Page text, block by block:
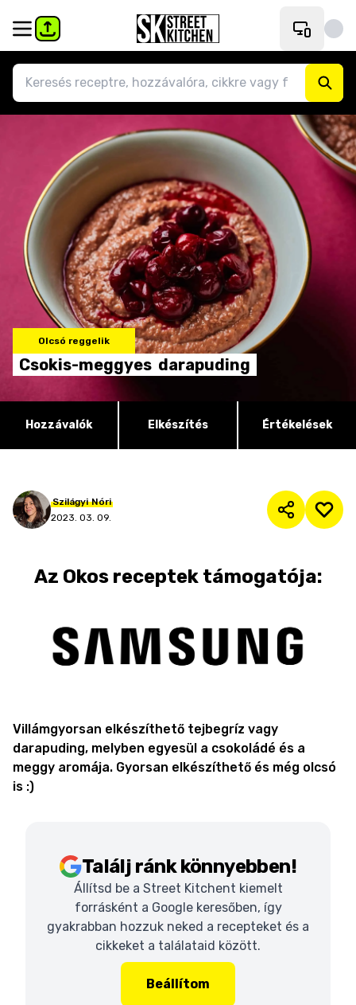
Olcsó reggelik
Csokis-meggyes darapuding
Hozzávalók Elkészítés Értékelések
Szilágyi Nóri
2023. 03. 09.
Az Okos receptektámogatója:
Villámgyorsan elkészíthető tejbegríz vagy
darapuding, melyben egyesül a csokoládé és a
meggy aromája. Gyorsan elkészíthető és még olcsó
is :)
Találj ránk könnyebben!
Állítsd be a Street Kitchent kiemelt
forrásként a Google keresőben, így
gyakrabban hozzuk neked a recepteket és a
cikkeket a találataid között.
Beállítom